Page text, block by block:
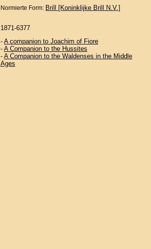
Normierte Form: Brill [Koninklijke Brill N.V.]
1871-6377
- A companion to Joachim of Fiore
- A Companion to the Hussites
- A Companion to the Waldenses in the Middle
Ages